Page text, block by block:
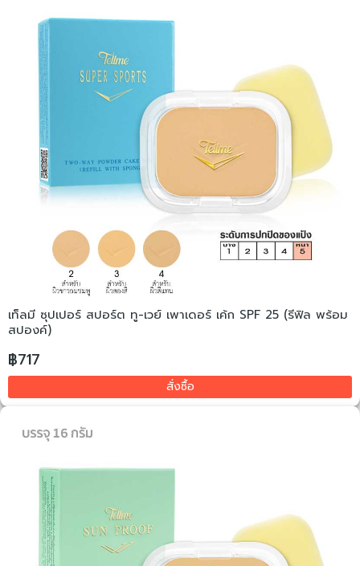
เท็ลมี ซุปเปอร์ สปอร์ต ทู-เวย์ เพาเดอร์ เค้ก SPF 25 (รีฟิล พร้อม
สปองค์)
฿717
สั่งซื้อ